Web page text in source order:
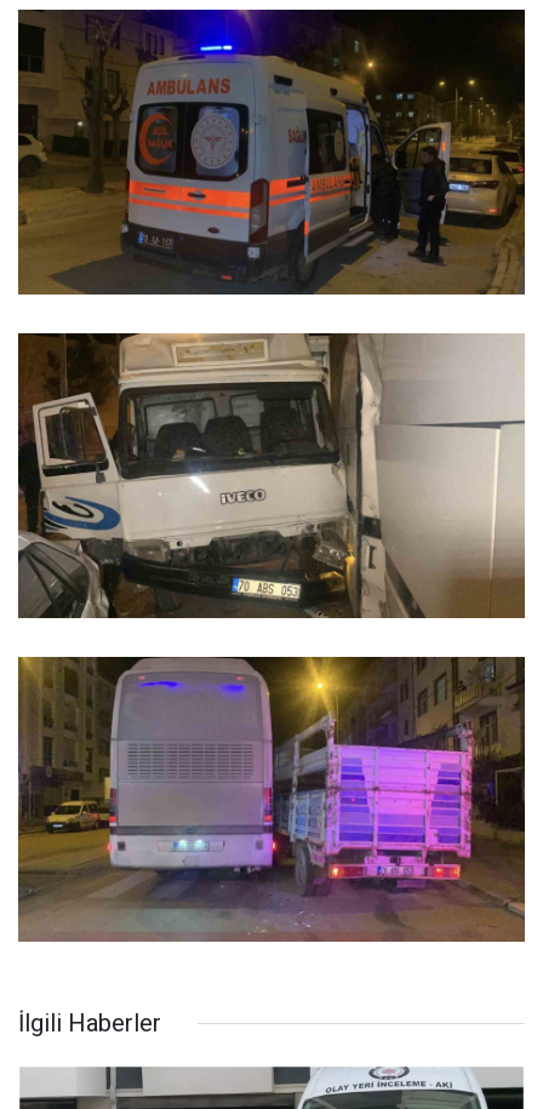
İlgili Haberler